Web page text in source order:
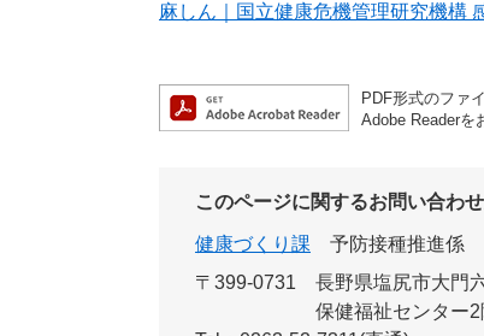
麻しん｜国立健康危機管理研究機構
PDF形式のファ
Adobe Readerを
このページに関するお問い合わ
健康づくり課
予防接種推進係
〒399-0731
長野県塩尻市大門
保健福祉センター2